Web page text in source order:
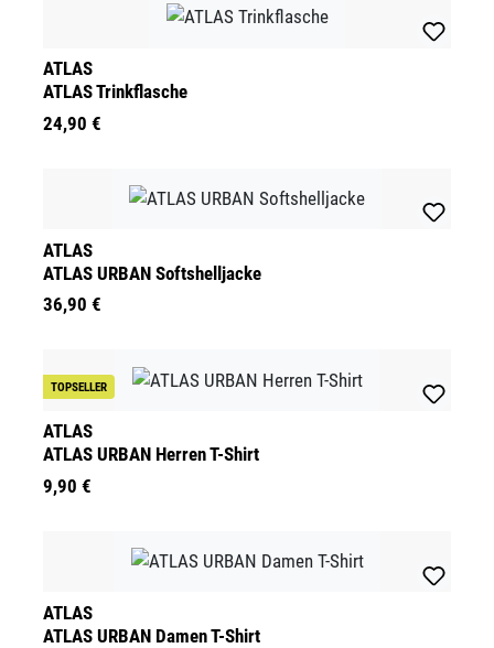
ATLAS
ATLAS Trinkflasche
24,90 €
ATLAS
ATLAS URBAN Softshelljacke
36,90 €
TOPSELLER
ATLAS
ATLAS URBAN Herren T-Shirt
9,90 €
ATLAS
ATLAS URBAN Damen T-Shirt